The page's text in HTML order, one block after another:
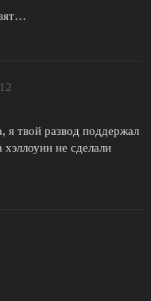
я твой развод поддержал
не сделали